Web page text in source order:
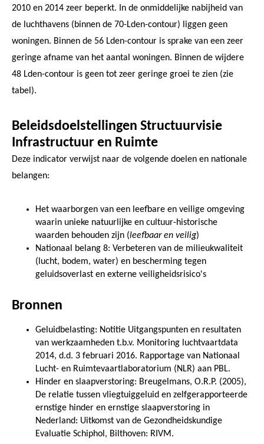
2010 en 2014 zeer beperkt. In de onmiddelijke nabijheid van
de luchthavens (binnen de 70-Lden-contour) liggen geen
woningen. Binnen de 56 Lden-contour is sprake van een zeer
geringe afname van het aantal woningen. Binnen de wijdere
48 Lden-contour is geen tot zeer geringe groei te zien (zie
tabel).
Beleidsdoelstellingen Structuurvisie
Infrastructuur en Ruimte
Deze indicator verwijst naar de volgende doelen en nationale
belangen:
Het waarborgen van een leefbare en veilige omgeving
waarin unieke natuurlijke en cultuur-historische
waarden behouden zijn (leefbaar en veilig)
Nationaal belang 8: Verbeteren van de milieukwaliteit
(lucht, bodem, water) en bescherming tegen
geluidsoverlast en externe veiligheidsrisico's
Bronnen
Geluidbelasting: Notitie Uitgangspunten en resultaten
van werkzaamheden t.b.v. Monitoring luchtvaartdata
2014, d.d. 3 februari 2016. Rapportage van Nationaal
Lucht- en Ruimtevaartlaboratorium (NLR) aan PBL.
Hinder en slaapverstoring: Breugelmans, O.R.P. (2005),
De relatie tussen vliegtuiggeluid en zelfgerapporteerde
ernstige hinder en ernstige slaapverstoring in
Nederland: Uitkomst van de Gezondheidskundige
Evaluatie Schiphol, Bilthoven: RIVM.